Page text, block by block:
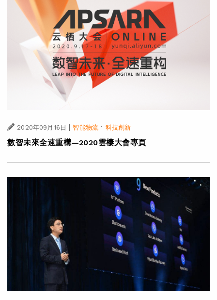
2020年09月16日 | 智能物流 · 科技創新
數智未來全速重構—2020雲棲大會專頁